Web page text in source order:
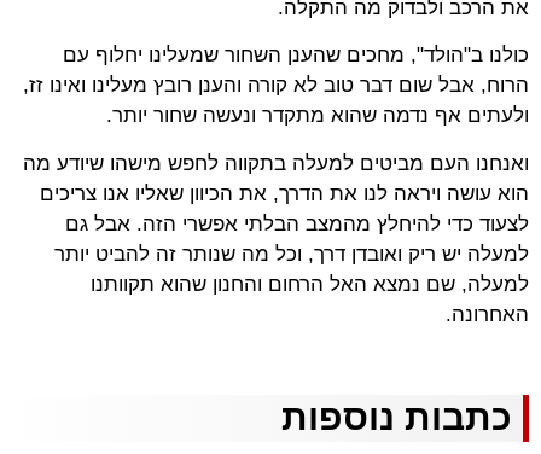
את הרכב ולבדוק מה התקלה.
כולנו ב"הולד", מחכים שהענן השחור שמעלינו יחלוף עם
הרוח, אבל שום דבר טוב לא קורה והענן רובץ מעלינו ואינו זז,
ולעתים אף נדמה שהוא מתקדר ונעשה שחור יותר.
ואנחנו העם מביטים למעלה בתקווה לחפש מישהו שיודע מה
הוא עושה ויראה לנו את הדרך, את הכיוון שאליו אנו צריכים
לצעוד כדי להיחלץ מהמצב הבלתי אפשרי הזה. אבל גם
למעלה יש ריק ואובדן דרך, וכל מה שנותר זה להביט יותר
למעלה, שם נמצא האל הרחום והחנון שהוא תקוותנו
האחרונה.
כתבות נוספות